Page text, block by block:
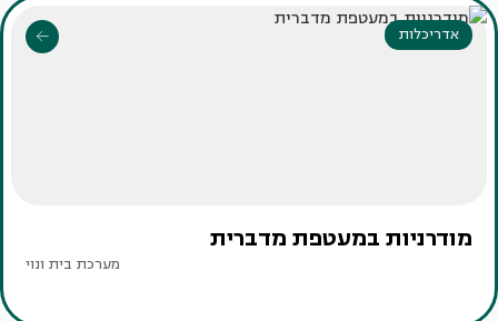
אדריכלות
מודרניות במעטפת מדברית
מערכת בית ונוי